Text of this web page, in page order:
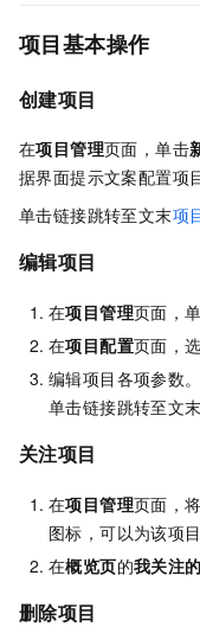
项目基本操作
创建项目
在项目管理页面，单击
据界面提示文案配置项
单击链接跳转至文末项
编辑项目
在项目管理页面，
在项目配置页面，
编辑项目各项参数。
单击链接跳转至文末
关注项目
在项目管理页面，
图标，可以为该项目
在概览页的我关注的
删除项目